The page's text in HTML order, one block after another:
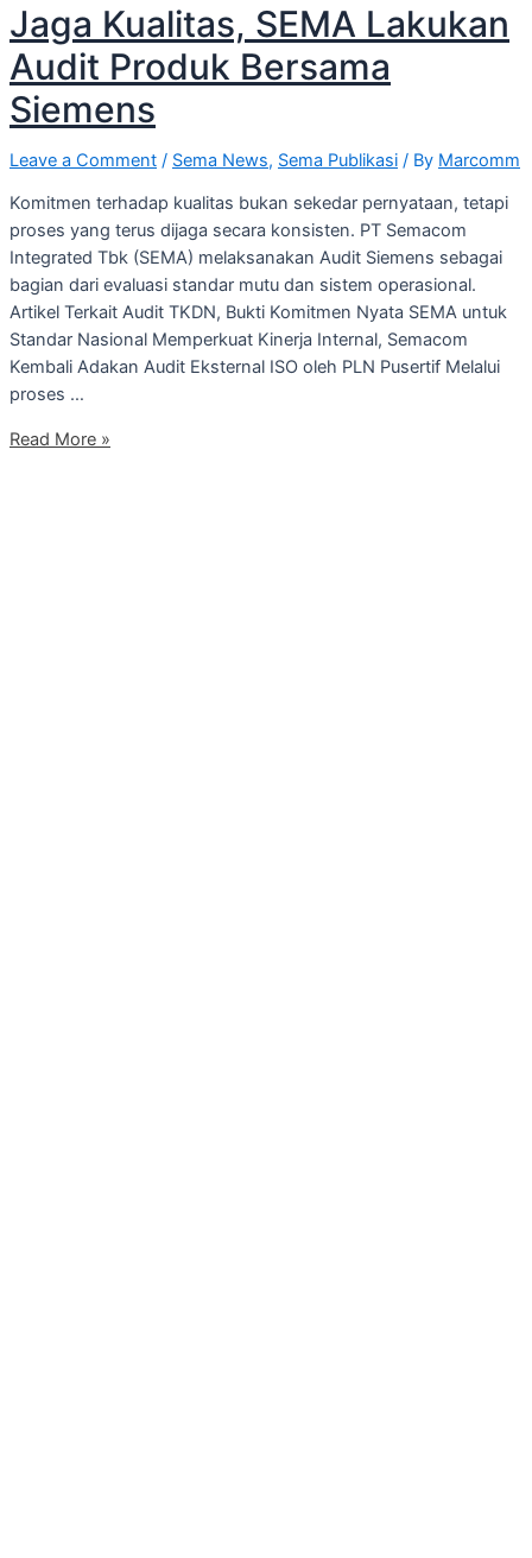
Jaga Kualitas, SEMA Lakukan
Audit Produk Bersama
Siemens
Leave a Comment / Sema News, Sema Publikasi / By Marcomm
Komitmen terhadap kualitas bukan sekedar pernyataan, tetapi
proses yang terus dijaga secara konsisten. PT Semacom
Integrated Tbk (SEMA) melaksanakan Audit Siemens sebagai
bagian dari evaluasi standar mutu dan sistem operasional.
Artikel Terkait Audit TKDN, Bukti Komitmen Nyata SEMA untuk
Standar Nasional Memperkuat Kinerja Internal, Semacom
Kembali Adakan Audit Eksternal ISO oleh PLN Pusertif Melalui
proses …
Jaga
Read More »